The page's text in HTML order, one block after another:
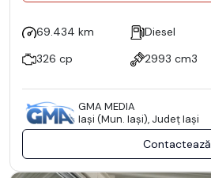
69.434 km Diesel
326 cp
2993 cm3
GMA MEDIA
Iaşi (Mun. Iaşi), Județ Iaşi
Contactează